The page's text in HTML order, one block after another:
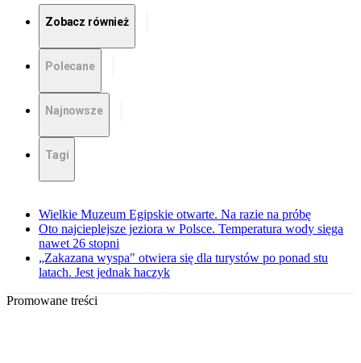
Zobacz również
Polecane
Najnowsze
Tagi
Wielkie Muzeum Egipskie otwarte. Na razie na próbę
Oto najcieplejsze jeziora w Polsce. Temperatura wody sięga
nawet 26 stopni
„Zakazana wyspa" otwiera się dla turystów po ponad stu
latach. Jest jednak haczyk
Promowane treści